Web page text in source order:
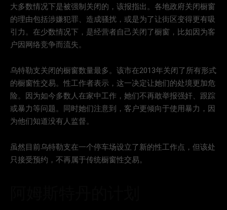
大多数情况下是被强制关闭的，该报指出。各地政府关闭橱窗
的理由包括涉嫌犯罪、造成骚扰，或是为了让街区变得更有吸
引力。在少数情况下，是经营者自己关闭了橱窗，比如因为客
户因网络竞争而流失。
乌特勒支关闭的橱窗数量最多。该市在2013年关闭了所有形式
的橱窗性交易。性工作者表示，这一决定让她们的处境更加危
险。因为如今多数人在家中工作，她们不再敢举报强奸、跟踪
或暴力等问题。同时她们注意到，客户更倾向于使用暴力，因
为他们知道没有人监督。
虽然目前乌特勒支在一个停车场设立了新的性工作点，但该处
只接受预约，不再属于传统橱窗性交易。